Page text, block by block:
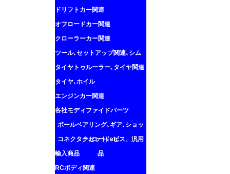
ドリフトカー関連
オフロードカー関連
クローラーカー関連
ツール､セットアップ関連､シム
タイヤトゥルーラー､タイヤ関連
タイヤ､ホイル
エンジンカー関連
各社モディファイドパーツ
ボールベアリング､ギア､ショッ
クセット､etc
コネクター､コード､ビス、汎用
品
輸入商品
RCボディ関連